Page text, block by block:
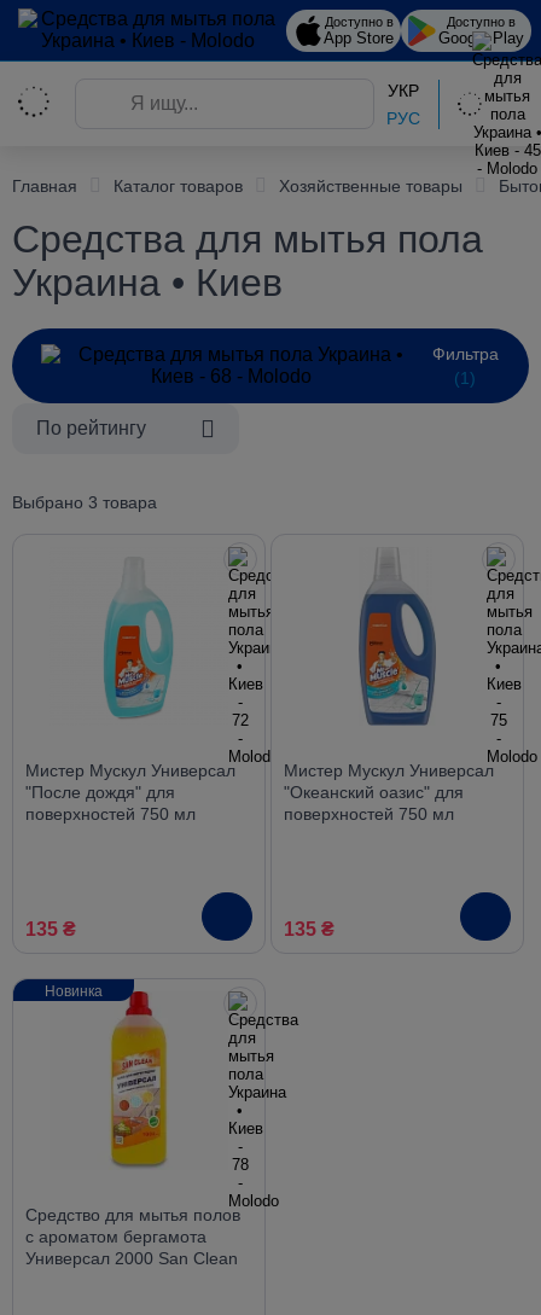
Доступно в
App Store
Доступно в
Google Play
УКР
РУС
Главная Каталог товаров Хозяйственные товары
Средства для мытья пола
Украина • Киев
Фильтра
(1)
По рейтингу
Выбрано 3 товара
Мистер Мускул Универсал
"После дождя" для
поверхностей 750 мл
135 ₴
Мистер Мускул Универсал
"Океанский оазис" для
поверхностей 750 мл
135 ₴
Средство для мытья полов
с ароматом бергамота
Универсал 2000 San Clean
Новинка